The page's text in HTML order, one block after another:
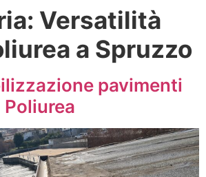
Versatilità
a Spruzzo
pavimenti